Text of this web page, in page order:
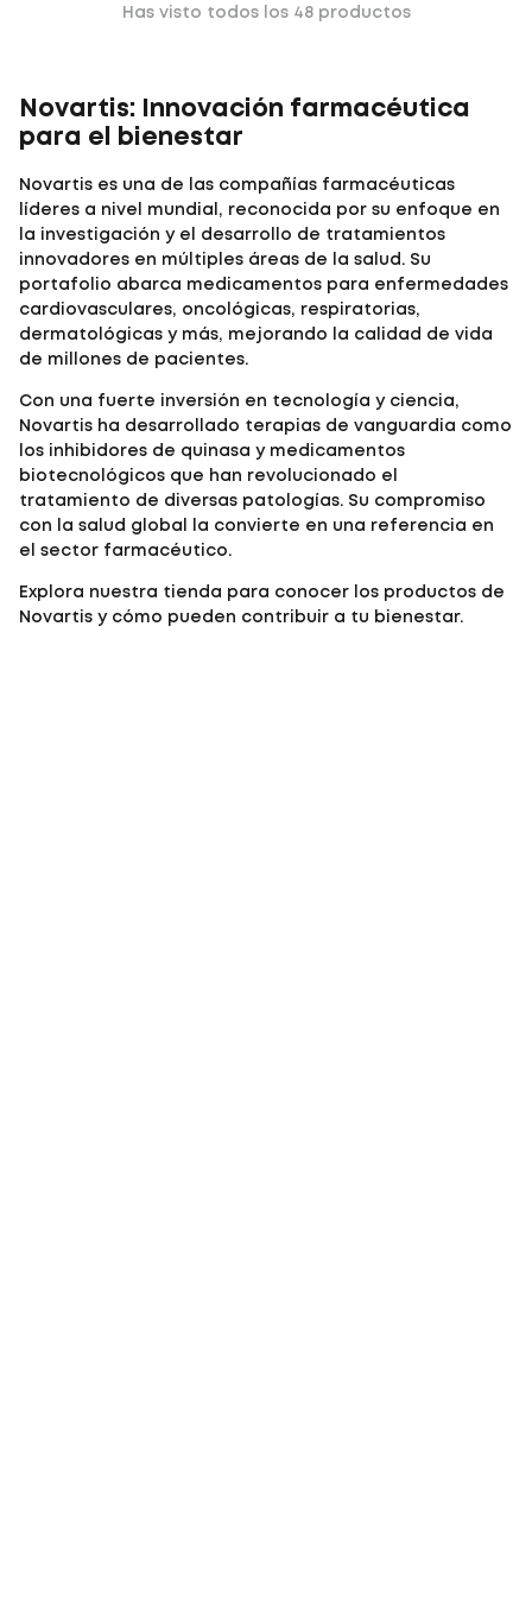
Has visto todos los 48productos
Novartis: Innovación farmacéutica
para el bienestar
Novartis es una de las compañías farmacéuticas
líderes a nivel mundial, reconocida por su enfoque en
la investigación y el desarrollo de tratamientos
innovadores en múltiples áreas de la salud. Su
portafolio abarca medicamentos para enfermedades
cardiovasculares, oncológicas, respiratorias,
dermatológicas y más, mejorando la calidad de vida
de millones de pacientes.
Con una fuerte inversión en tecnología y ciencia,
Novartis ha desarrollado terapias de vanguardia como
los inhibidores de quinasa y medicamentos
biotecnológicos que han revolucionado el
tratamiento de diversas patologías. Su compromiso
con la salud global la convierte en una referencia en
el sector farmacéutico.
Explora nuestra tienda para conocer los productos de
Novartis y cómo pueden contribuir a tu bienestar.